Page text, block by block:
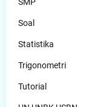
Soal
Statistika
Trigonometri
Tutorial